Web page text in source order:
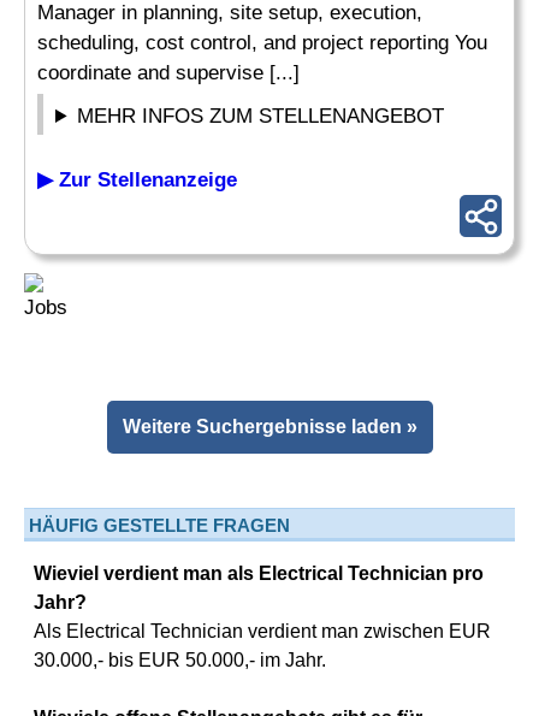
Manager in planning, site setup, execution,
scheduling, cost control, and project reporting You
coordinate and supervise [...]
MEHR INFOS ZUM STELLENANGEBOT
▶ Zur Stellenanzeige
Weitere Suchergebnisse laden »
HÄUFIG GESTELLTE FRAGEN
Wieviel verdient man als Electrical Technician pro
Jahr?
Als Electrical Technician verdient man zwischen EUR
30.000,- bis EUR 50.000,- im Jahr.